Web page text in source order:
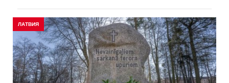
ЛАТВИЯ